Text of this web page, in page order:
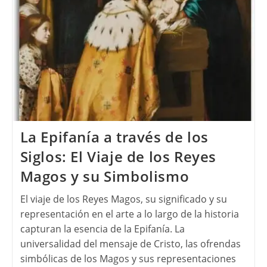
La Epifanía a través de los
Siglos: El Viaje de los Reyes
Magos y su Simbolismo
El viaje de los Reyes Magos, su significado y su
representación en el arte a lo largo de la historia
capturan la esencia de la Epifanía. La
universalidad del mensaje de Cristo, las ofrendas
simbólicas de los Magos y sus representaciones